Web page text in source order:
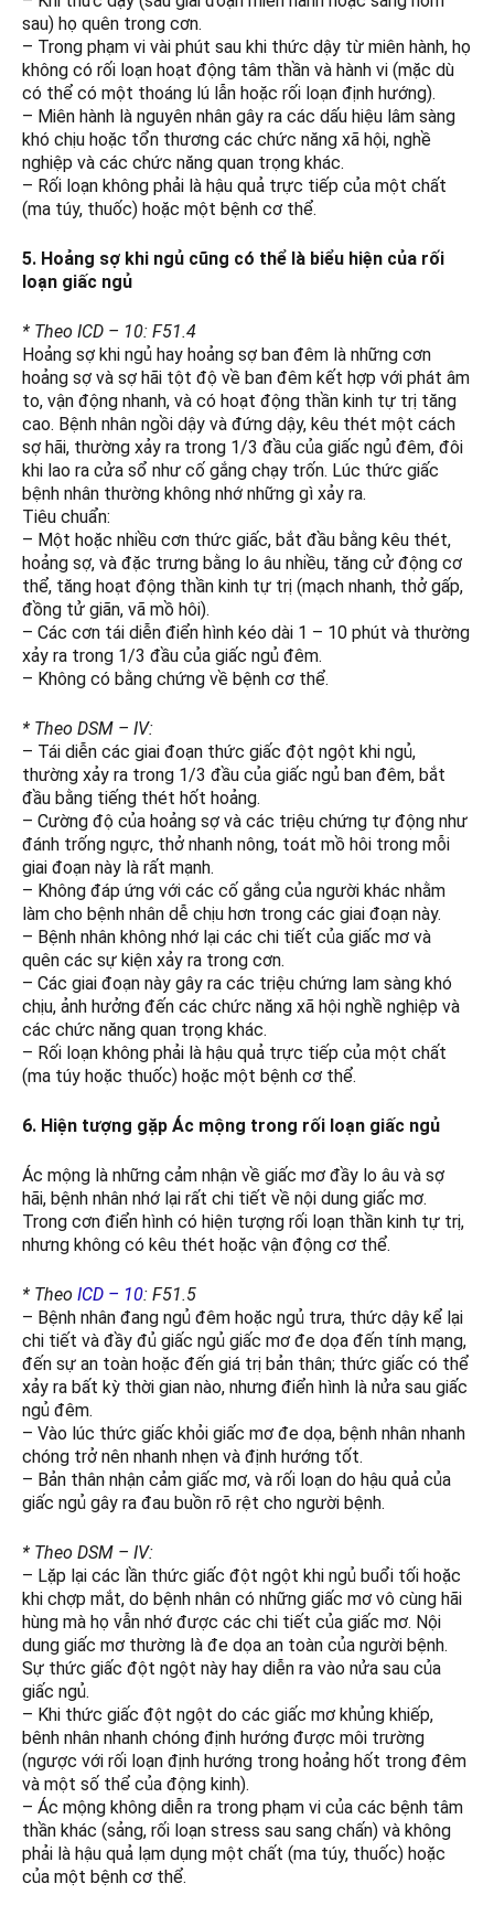
sau) họ quên trong cơn.
– Trong phạm vi vài phút sau khi thức dậy từ miên hành, họ
không có rối loạn hoạt động tâm thần và hành vi (mặc dù
có thể có một thoáng lú lẫn hoặc rối loạn định hướng).
– Miên hành là nguyên nhân gây ra các dấu hiệu lâm sàng
khó chịu hoặc tổn thương các chức năng xã hội, nghề
nghiệp và các chức năng quan trọng khác.
– Rối loạn không phải là hậu quả trực tiếp của một chất
(ma túy, thuốc) hoặc một bệnh cơ thể.
5. Hoảng sợ khi ngủ cũng có thể là biểu hiện của rối
loạn giấc ngủ
* Theo ICD – 10: F51.4
Hoảng sợ khi ngủ hay hoảng sợ ban đêm là những cơn
hoảng sợ và sợ hãi tột độ về ban đêm kết hợp với phát âm
to, vận động nhanh, và có hoạt động thần kinh tự trị tăng
cao. Bệnh nhân ngồi dậy và đứng dậy, kêu thét một cách
sợ hãi, thường xảy ra trong 1/3 đầu của giấc ngủ đêm, đôi
khi lao ra cửa sổ như cố gắng chạy trốn. Lúc thức giấc
bệnh nhân thường không nhớ những gì xảy ra.
Tiêu chuẩn:
– Một hoặc nhiều cơn thức giấc, bắt đầu bằng kêu thét,
hoảng sợ, và đặc trưng bằng lo âu nhiều, tăng cử động cơ
thể, tăng hoạt động thần kinh tự trị (mạch nhanh, thở gấp,
đồng tử giãn, vã mồ hôi).
– Các cơn tái diễn điển hình kéo dài 1 – 10 phút và thường
xảy ra trong 1/3 đầu của giấc ngủ đêm.
– Không có bằng chứng về bệnh cơ thể.
* Theo DSM – IV:
– Tái diễn các giai đoạn thức giấc đột ngột khi ngủ,
thường xảy ra trong 1/3 đầu của giấc ngủ ban đêm, bắt
đầu bằng tiếng thét hốt hoảng.
– Cường độ của hoảng sợ và các triệu chứng tự động như
đánh trống ngực, thở nhanh nông, toát mồ hôi trong mỗi
giai đoạn này là rất mạnh.
– Không đáp ứng với các cố gắng của người khác nhằm
làm cho bệnh nhân dễ chịu hơn trong các giai đoạn này.
– Bệnh nhân không nhớ lại các chi tiết của giấc mơ và
quên các sự kiện xảy ra trong cơn.
– Các giai đoạn này gây ra các triệu chứng lam sàng khó
chịu, ảnh hưởng đến các chức năng xã hội nghề nghiệp và
các chức năng quan trọng khác.
– Rối loạn không phải là hậu quả trực tiếp của một chất
(ma túy hoặc thuốc) hoặc một bệnh cơ thể.
6. Hiện tượng gặp Ác mộng trong rối loạn giấc ngủ
Ác mộng là những cảm nhận về giấc mơ đầy lo âu và sợ
hãi, bệnh nhân nhớ lại rất chi tiết về nội dung giấc mơ.
Trong cơn điển hình có hiện tượng rối loạn thần kinh tự trị,
nhưng không có kêu thét hoặc vận động cơ thể.
* Theo ICD – 10: F51.5
– Bệnh nhân đang ngủ đêm hoặc ngủ trưa, thức dậy kể lại
chi tiết và đầy đủ giấc ngủ giấc mơ đe dọa đến tính mạng,
đến sự an toàn hoặc đến giá trị bản thân; thức giấc có thể
xảy ra bất kỳ thời gian nào, nhưng điển hình là nửa sau giấc
ngủ đêm.
– Vào lúc thức giấc khỏi giấc mơ đe dọa, bệnh nhân nhanh
chóng trở nên nhanh nhẹn và định hướng tốt.
– Bản thân nhận cảm giấc mơ, và rối loạn do hậu quả của
giấc ngủ gây ra đau buồn rõ rệt cho người bệnh.
* Theo DSM – IV:
– Lặp lại các lần thức giấc đột ngột khi ngủ buổi tối hoặc
khi chợp mắt, do bệnh nhân có những giấc mơ vô cùng hãi
hùng mà họ vẫn nhớ được các chi tiết của giấc mơ. Nội
dung giấc mơ thường là đe dọa an toàn của người bệnh.
Sự thức giấc đột ngột này hay diễn ra vào nửa sau của
giấc ngủ.
– Khi thức giấc đột ngột do các giấc mơ khủng khiếp,
bênh nhân nhanh chóng định hướng được môi trường
(ngược với rối loạn định hướng trong hoảng hốt trong đêm
và một số thể của động kinh).
– Ác mộng không diễn ra trong phạm vi của các bệnh tâm
thần khác (sảng, rối loạn stress sau sang chấn) và không
phải là hậu quả lạm dụng một chất (ma túy, thuốc) hoặc
của một bệnh cơ thể.